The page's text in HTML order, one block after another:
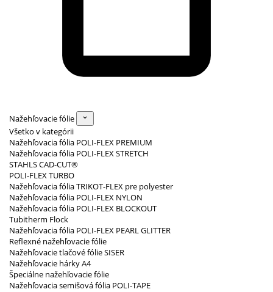
Nažehľovacie fólie
Všetko v kategórii
Nažehľovacia fólia POLI-FLEX PREMIUM
Nažehľovacia fólia POLI-FLEX STRETCH
STAHLS CAD-CUT®
POLI-FLEX TURBO
Nažehľovacia fólia TRIKOT-FLEX pre polyester
Nažehľovacia fólia POLI-FLEX NYLON
Nažehľovacia fólia POLI-FLEX BLOCKOUT
Tubitherm Flock
Nažehľovacia fólia POLI-FLEX PEARL GLITTER
Reflexné nažehľovacie fólie
Nažehľovacie tlačové fólie SISER
Nažehľovacie hárky A4
Špeciálne nažehľovacie fólie
Nažehľovacia semišová fólia POLI-TAPE